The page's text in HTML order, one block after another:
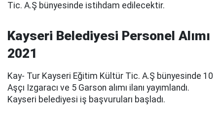
Tic. A.Ş bünyesinde istihdam edilecektir.
Kayseri Belediyesi Personel Alımı
2021
Kay- Tur Kayseri Eğitim Kültür Tic. A.Ş bünyesinde 10
Aşçı Izgaracı ve 5 Garson alımı ilanı yayımlandı.
Kayseri belediyesi iş başvuruları başladı.